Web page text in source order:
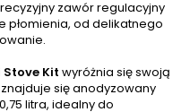
zawór regulacyjny
płomienia, od delikatnego
Stove Kit wyróżnia się swoją
się anodyzowany
litra, idealny do